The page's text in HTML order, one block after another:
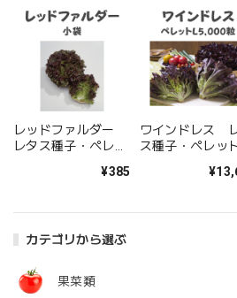
カテゴリから選ぶ
果菜類
レッドファルダー
レタス種子・ペレッ
¥385
ワインドレス
ス種子・ペレッ